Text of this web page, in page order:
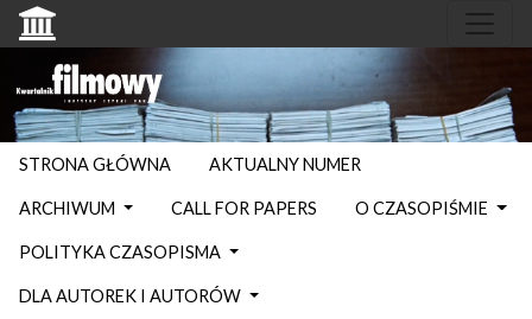
STRONA GŁÓWNA AKTUALNY NUMER
ARCHIWUM CALL FOR PAPERS O CZASOPIŚMIE
POLITYKA CZASOPISMA
DLA AUTOREK I AUTORÓW